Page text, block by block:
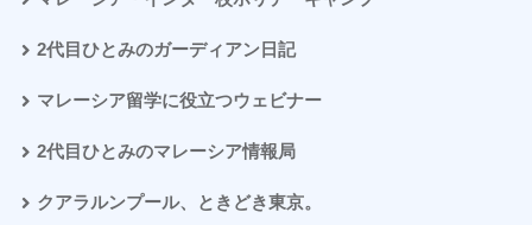
2代目ひとみのガーディアン日記
マレーシア留学に役立つウェビナー
2代目ひとみのマレーシア情報局
クアラルンプール、ときどき東京。